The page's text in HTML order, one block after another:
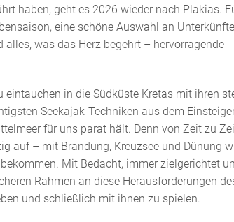
haben, geht es 2026 wieder nach Plakias.
eine schöne Auswahl an
was das Herz begehrt – hervorragende
in die Südküste Kretas mit ihren
Seekajak-Techniken aus dem
für uns parat hält. Denn von Zeit zu
auf – mit Brandung, Kreuzsee und Dünung
Mit Bedacht, immer zielgerichtet
Rahmen an diese Herausforderungen
und schließlich mit ihnen zu spielen.